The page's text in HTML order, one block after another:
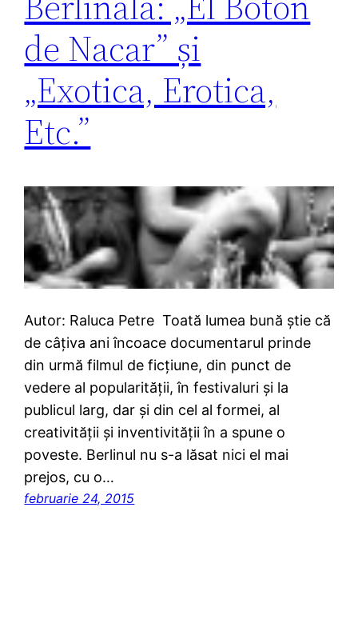
de Nacar” și
„Exotica, Erotica,
Etc.”
Autor: Raluca Petre Toată lumea bună știe că
de câțiva ani încoace documentarul prinde
din urmă filmul de ficțiune, din punct de
vedere al popularității, în festivaluri și la
publicul larg, dar și din cel al formei, al
creativității și inventivității în a spune o
poveste. Berlinul nu s-a lăsat nici el mai
prejos, cu o…
februarie 24, 2015